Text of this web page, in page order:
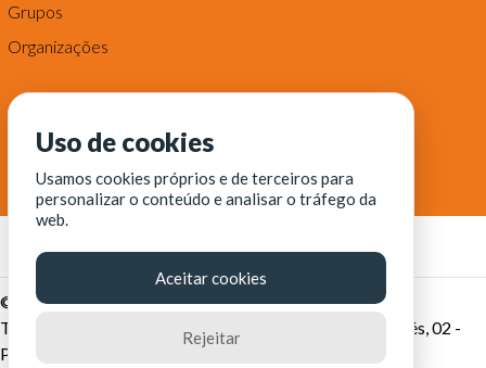
Grupos
Organizações
© Fortaleza Digital || CITINOVA - Fundação de Ciência,
Tecnologia e Inovação de Fortaleza - Rua dos Tremembés, 02 -
Praia de Iracema - Fortaleza-CE
Uso de cookies
Usamos cookies próprios e de terceiros para
personalizar o conteúdo e analisar o tráfego da
web.
Aceitar cookies
Rejeitar